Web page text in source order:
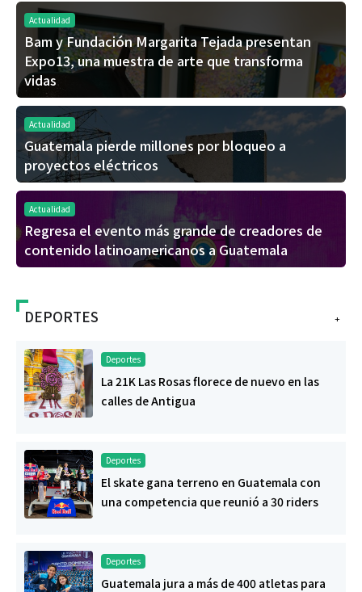
Actualidad
Bam y Fundación Margarita Tejada presentan
Expo13, una muestra de arte que transforma
vidas
Actualidad
Guatemala pierde millones por bloqueo a
proyectos eléctricos
Actualidad
Regresa el evento más grande de creadores de
contenido latinoamericanos a Guatemala
+
DEPORTES
Deportes
La 21K Las Rosas florece de nuevo en las
calles de Antigua
Deportes
El skate gana terreno en Guatemala con
una competencia que reunió a 30 riders
Deportes
Guatemala jura a más de 400 atletas para